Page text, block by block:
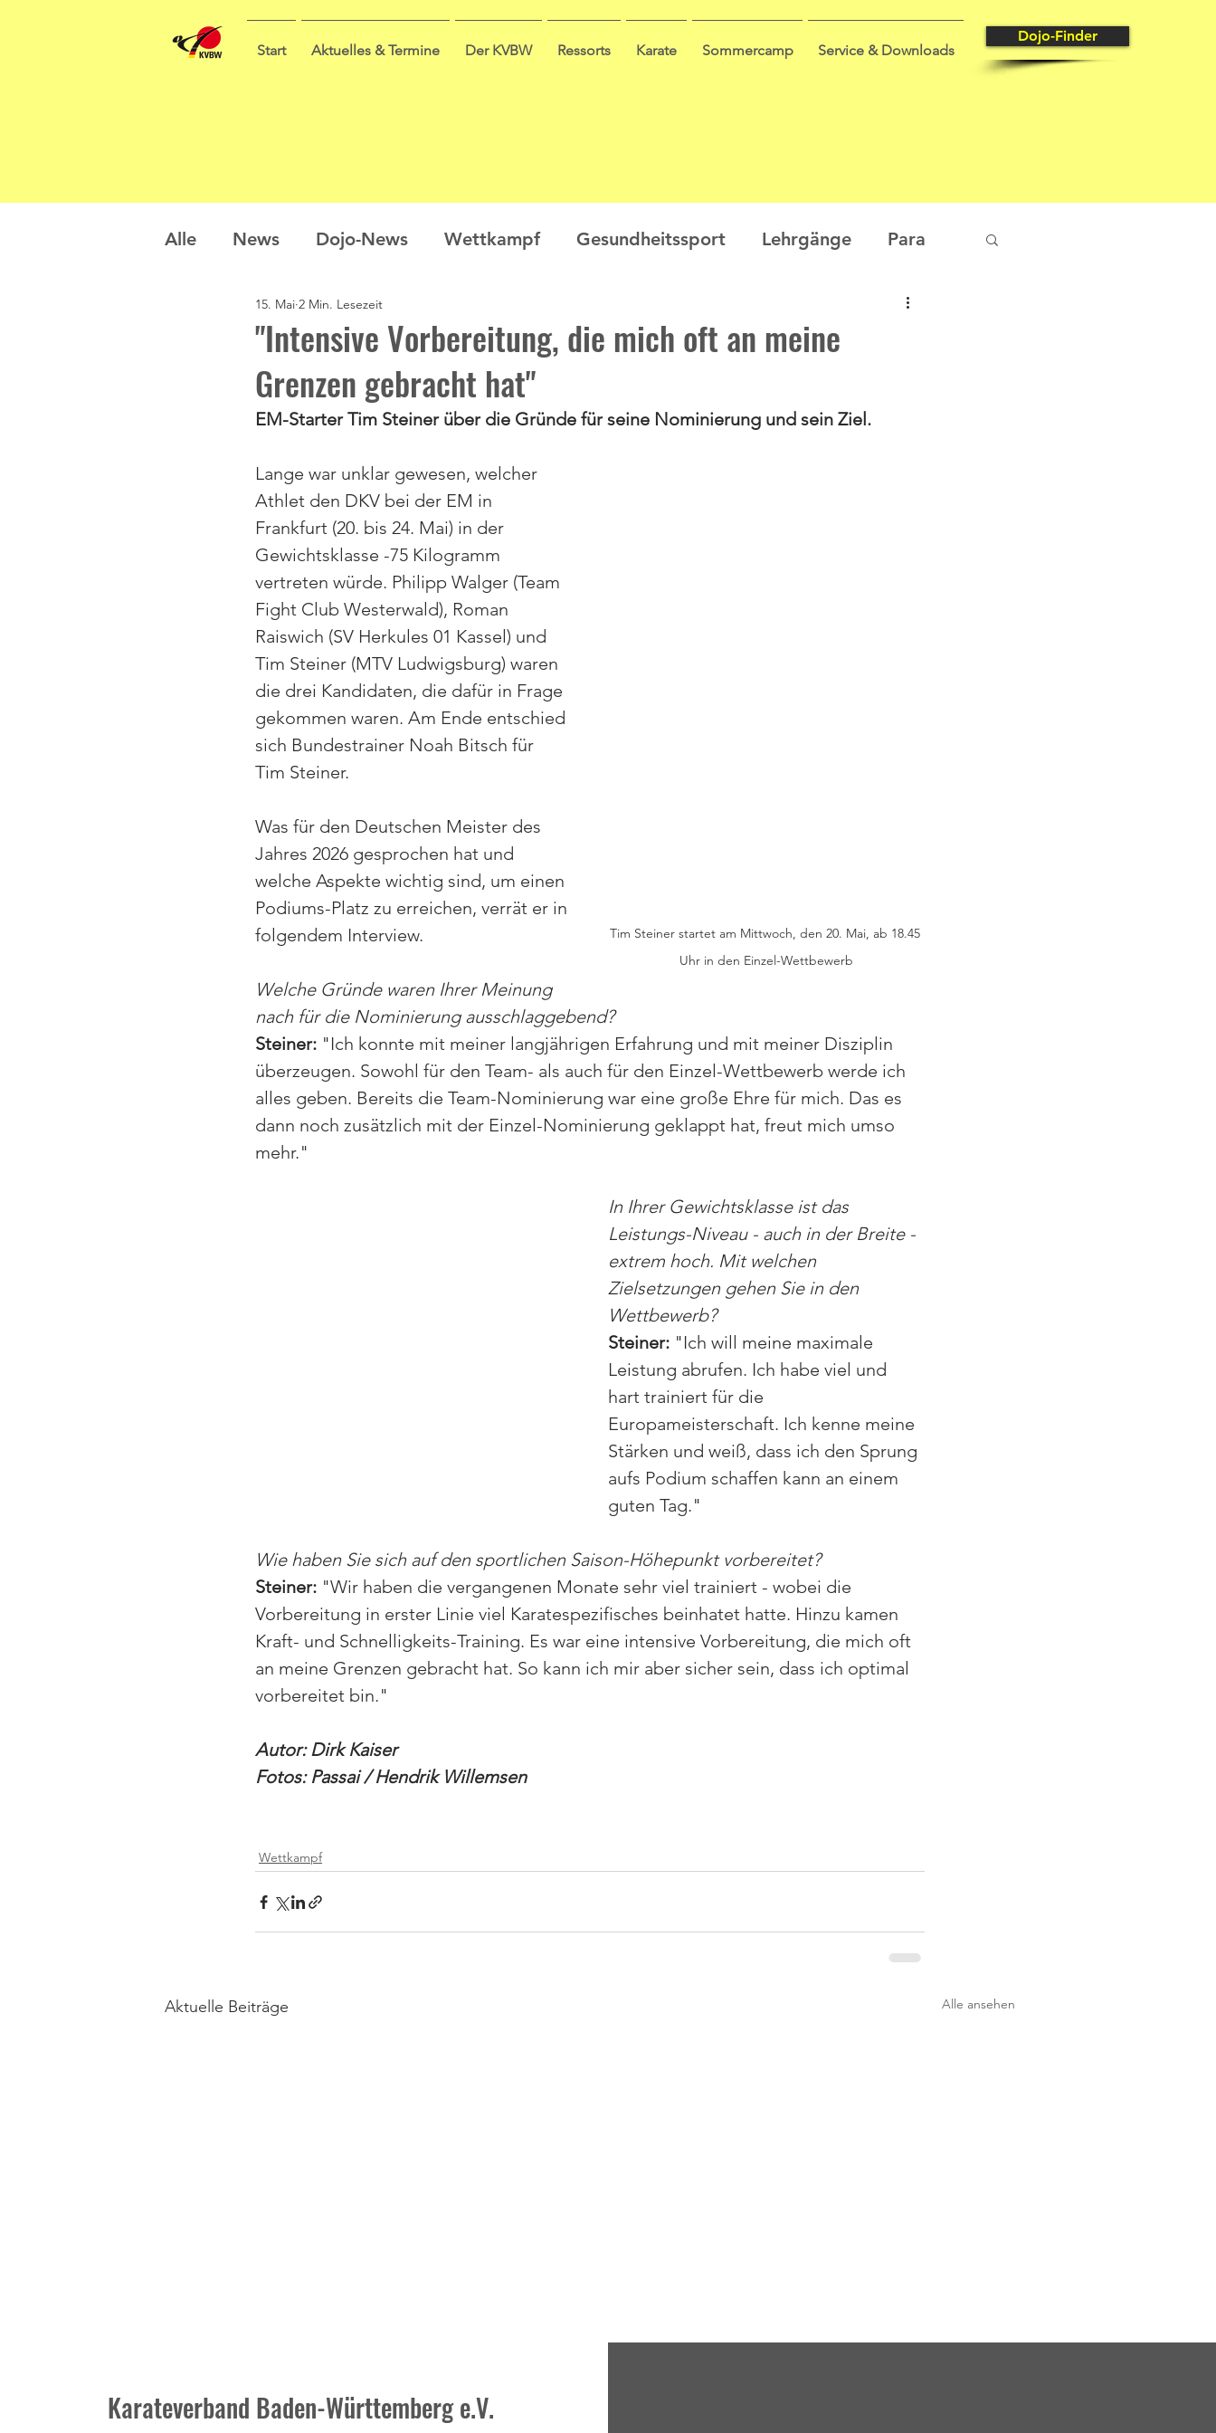
Start Aktuelles & Termine Der KVBW Ressorts Karate Sommercamp Service & Downloads
Dojo-Finder
Alle News Dojo-News Wettkampf Gesundheitssport Lehrgänge Para
Nachwuchs Prüfungen
Sommercamp Umfrage
"Intensive Vorbereitung, die mich oft an meine
Grenzen gebracht hat"
15. Mai 2 Min. Lesezeit
EM-Starter Tim Steiner über die Gründe für seine Nominierung und sein Ziel.
Tim Steiner startet am Mittwoch, den 20. Mai, ab 18.45
Uhr in den Einzel-Wettbewerb
Lange war unklar gewesen, welcher
Athlet den DKV bei der EM in
Frankfurt (20. bis 24. Mai) in der
Gewichtsklasse -75 Kilogramm
vertreten würde. Philipp Walger (Team
Fight Club Westerwald), Roman
Raiswich (SV Herkules 01 Kassel) und
Tim Steiner (MTV Ludwigsburg) waren
die drei Kandidaten, die dafür in Frage
gekommen waren. Am Ende entschied
sich Bundestrainer Noah Bitsch für
Tim Steiner.
Was für den Deutschen Meister des
Jahres 2026 gesprochen hat und
welche Aspekte wichtig sind, um einen
Podiums-Platz zu erreichen, verrät er in
folgendem Interview.
Welche Gründe waren Ihrer Meinung
nach für die Nominierung ausschlaggebend?
Steiner: "Ich konnte mit meiner langjährigen Erfahrung und mit meiner Disziplin
überzeugen. Sowohl für den Team- als auch für den Einzel-Wettbewerb werde ich
alles geben. Bereits die Team-Nominierung war eine große Ehre für mich. Das es
dann noch zusätzlich mit der Einzel-Nominierung geklappt hat, freut mich umso
mehr."
In Ihrer Gewichtsklasse ist das
Leistungs-Niveau - auch in der Breite -
extrem hoch. Mit welchen
Zielsetzungen gehen Sie in den
Wettbewerb?
Steiner: "Ich will meine maximale
Leistung abrufen. Ich habe viel und
hart trainiert für die
Europameisterschaft. Ich kenne meine
Stärken und weiß, dass ich den Sprung
aufs Podium schaffen kann an einem
guten Tag."
Wie haben Sie sich auf den sportlichen Saison-Höhepunkt vorbereitet?
Steiner: "Wir haben die vergangenen Monate sehr viel trainiert - wobei die
Vorbereitung in erster Linie viel Karatespezifisches beinhatet hatte. Hinzu kamen
Kraft- und Schnelligkeits-Training. Es war eine intensive Vorbereitung, die mich oft
an meine Grenzen gebracht hat. So kann ich mir aber sicher sein, dass ich optimal
vorbereitet bin."
Autor: Dirk Kaiser
Fotos: Passai / Hendrik Willemsen
Wettkampf
Aktuelle Beiträge Alle ansehen
Karateverband Baden-Württemberg e.V.